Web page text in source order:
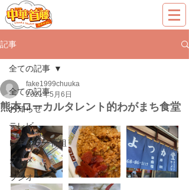
記事
全ての記事
お知らせ
テレビ
レギュラー番組
グルメ
ラジオ
全ての記事
熊本ローカルタレント的わがまち食堂
fake1999chuuka
2021年5月6日